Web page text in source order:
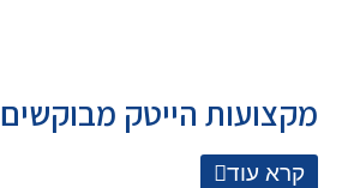
מקצועות הייטק מבוקשים
קרא עוד